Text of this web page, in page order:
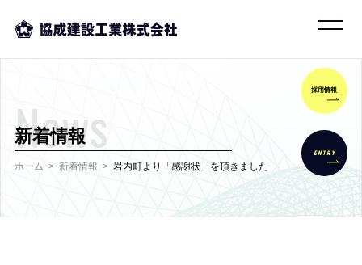
採用情報
ENTRY
News
新着情報
ホーム 新着情報 岩内町より「感謝状」を頂きました